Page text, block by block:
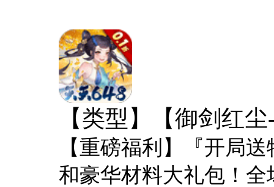
【类型】【御剑红
【重磅福利】『开局
和豪华材料大礼包！全